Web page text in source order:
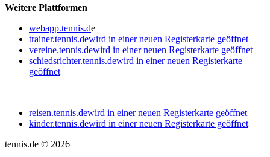
Weitere Plattformen
webapp.tennis.de
trainer.tennis.dewird in einer neuen Registerkarte geöffnet
vereine.tennis.dewird in einer neuen Registerkarte geöffnet
schiedsrichter.tennis.dewird in einer neuen Registerkarte
geöffnet
reisen.tennis.dewird in einer neuen Registerkarte geöffnet
kinder.tennis.dewird in einer neuen Registerkarte geöffnet
tennis.de © 2026